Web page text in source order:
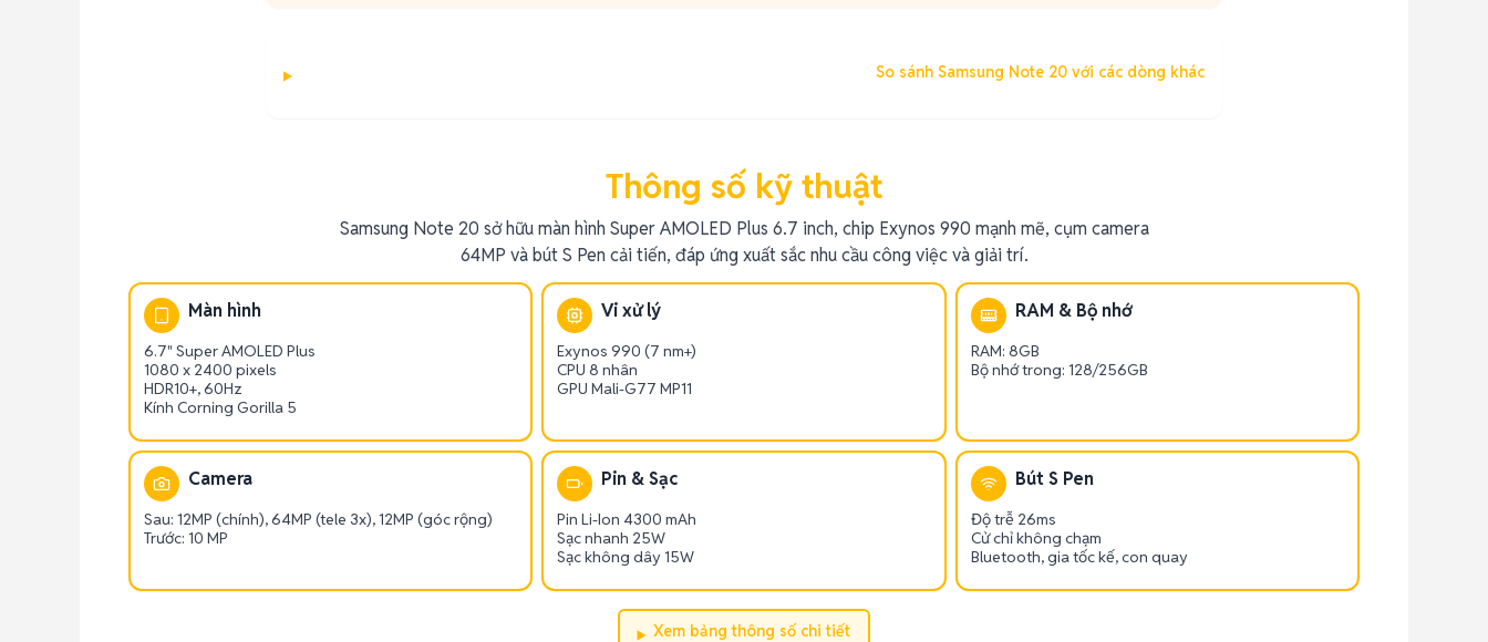
So sánh Samsung Note 20 với các dòng khác
Thông số kỹ thuật
Samsung Note 20 sở hữu màn hình Super AMOLED Plus 6.7 inch, chip Exynos 990 mạnh mẽ, cụm camera
64MP và bút S Pen cải tiến, đáp ứng xuất sắc nhu cầu công việc và giải trí.
Màn hình
6.7" Super AMOLED Plus
1080 x 2400 pixels
HDR10+, 60Hz
Kính Corning Gorilla 5
Vi xử lý
Exynos 990 (7 nm+)
CPU 8 nhân
GPU Mali-G77 MP11
RAM & Bộ nhớ
RAM: 8GB
Bộ nhớ trong: 128/256GB
Camera
Sau: 12MP (chính), 64MP (tele 3x), 12MP (góc rộng)
Trước: 10 MP
Pin & Sạc
Pin Li-Ion 4300 mAh
Sạc nhanh 25W
Sạc không dây 15W
Bút S Pen
Độ trễ 26ms
Cử chỉ không chạm
Bluetooth, gia tốc kế, con quay
Xem bảng thông số chi tiết